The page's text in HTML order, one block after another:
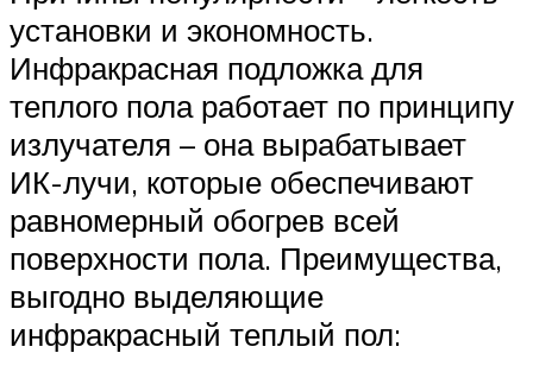
установки и экономность.
Инфракрасная подложка для
теплого пола работает по принципу
излучателя – она вырабатывает
ИК-лучи, которые обеспечивают
равномерный обогрев всей
поверхности пола. Преимущества,
выгодно выделяющие
инфракрасный теплый пол: